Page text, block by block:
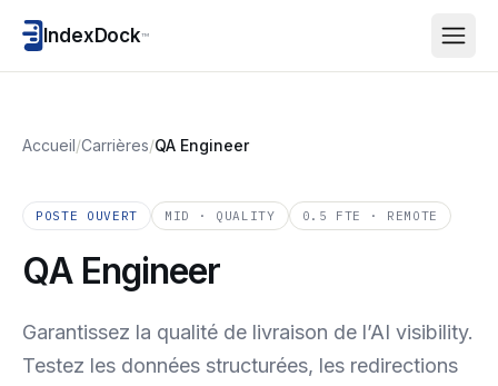
IndexDock™
Accueil/Carrières/QA Engineer
POSTE OUVERT MID · QUALITY 0.5 FTE · REMOTE
QA Engineer
Garantissez la qualité de livraison de l’AI visibility.
Testez les données structurées, les redirections